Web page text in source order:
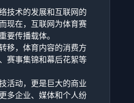
技术的发展和互联网的
现在，互联网为体育赛
传播载体。
移，体育内容的消费方
赛事集锦和幕后花絮等
活动，更是巨大的商业
多企业、媒体和个人纷